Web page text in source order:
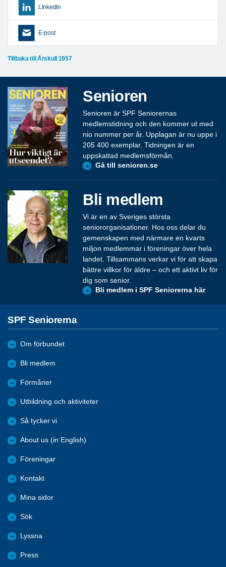
LinkedIn
E-post
Tillbaka till Årskull 1957
Senioren
Senioren är SPF Seniorernas
medlemstidning och den kommer ut med
nio nummer per år. Upplagan är nu uppe i
205 400 exemplar. Tidningen är en
uppskattad medlemsförmån.
Gå till senioren.se
Bli medlem
Vi är en av Sveriges största
seniororganisationer. Hos oss delar du
gemenskapen med närmare en kvarts
miljon medlemmar i föreningar över hela
landet. Tillsammans verkar vi för att skapa
bättre villkor för äldre – och ett aktivt liv för
dig som senior.
Bli medlem i SPF Seniorerna här
SPF Seniorerna
Om förbundet
Bli medlem
Förmåner
Utbildning och aktiviteter
Så tycker vi
About us (in English)
Föreningar
Kontakt
Mina sidor
Sök
Lyssna
Press